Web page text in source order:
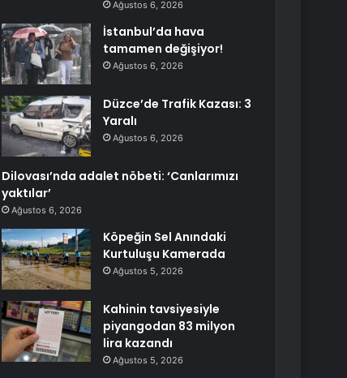
Ağustos 6, 2026
İstanbul’da hava
tamamen değişiyor!
Ağustos 6, 2026
Düzce’de Trafik Kazası: 3
Yaralı
Ağustos 6, 2026
Dilovası’nda adalet nöbeti: ‘Canlarımızı
yaktılar’
Ağustos 6, 2026
Köpeğin Sel Anındaki
Kurtuluşu Kamerada
Ağustos 5, 2026
Kahinin tavsiyesiyle
piyangodan 83 milyon
lira kazandı
Ağustos 5, 2026